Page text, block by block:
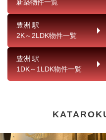
新築物件一覧
豊洲 駅
2K～2LDK物件一覧
豊洲 駅
1DK～1LDK物件一覧